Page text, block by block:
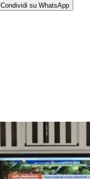
Condividi su WhatsApp